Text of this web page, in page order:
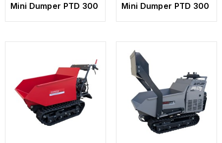
Mini Dumper PTD 300
Mini Dumper PTD 300